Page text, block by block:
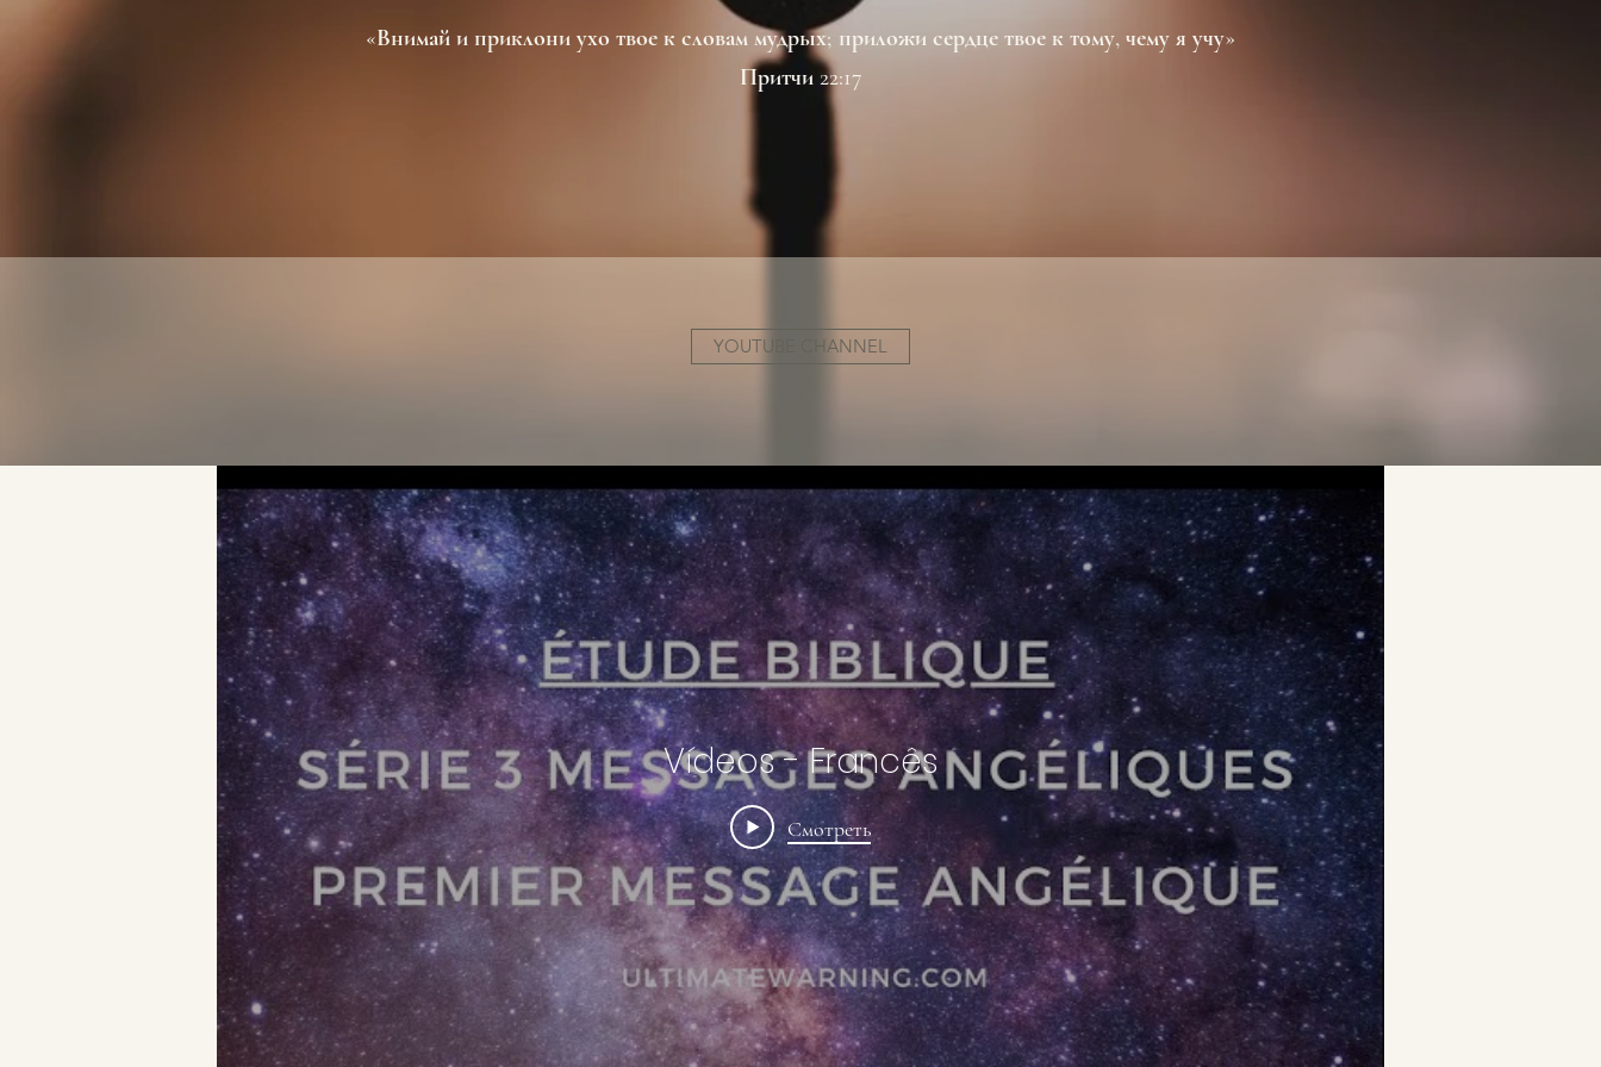
«Внимай и приклони ухо твое к словам мудрых; приложи сердце твое к тому, чему я учу»
Притчи 22:17
YOUTUBE CHANNEL
Vídeos - Francês
Смотреть